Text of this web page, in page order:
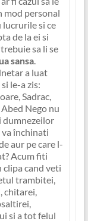
mod personal
lucrurile si ce
de la ei si
sa li se
sansa.
a luat
le-a zis:
Sadrac,
Nego nu
va închinati
aur pe care l-
Acum fiti
clipa cand veti
trambitei,
chitarei,
si a tot felul